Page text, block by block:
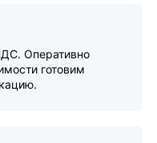
Оперативно
готовим